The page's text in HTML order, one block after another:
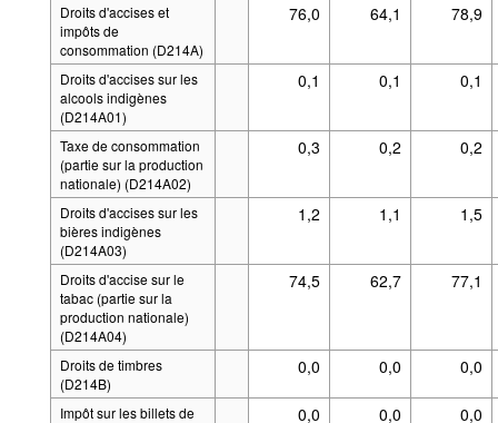
Droits d'accises et
impôts de
consommation (D214A)
76,0 64,1 78,9
Droits d'accises sur les
alcools indigènes
(D214A01)
0,1 0,1 0,1
Taxe de consommation
(partie sur la production
nationale) (D214A02)
0,3 0,2 0,2
Droits d'accises sur les
bières indigènes
(D214A03)
1,2 1,1 1,5
Droits d'accise sur le
tabac (partie sur la
production nationale)
(D214A04)
74,5 62,7 77,1
Droits de timbres
(D214B)
0,0 0,0 0,0
Impôt sur les billets de
0,0 0,0 0,0